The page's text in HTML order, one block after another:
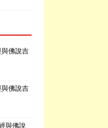
佛說吉
佛說吉
與佛說